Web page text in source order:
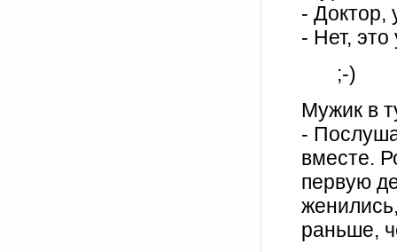
- Доктор,
- Нет, это
;-)
Мужик в
-
вместе.
первую
раньше,